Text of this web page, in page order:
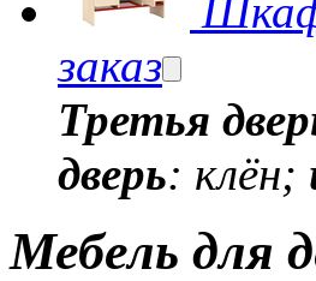
Шкаф
заказ
Третья
дверь: клён;
Мебель для